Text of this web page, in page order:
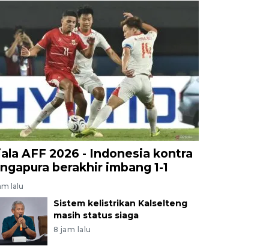
AFF 2026 - Indonesia kontra
berakhir imbang 1-1
lalu
Sistem kelistrikan Kalselteng
masih status siaga
8 jam lalu